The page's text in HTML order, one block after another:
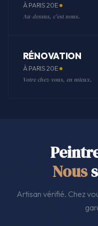
À PARIS 20E
Au-dessus, c'est nous.
RÉNOVATION
À PARIS 20E
Votre chez-vous, en mieux.
Nous
Artisan vérifié. Chez